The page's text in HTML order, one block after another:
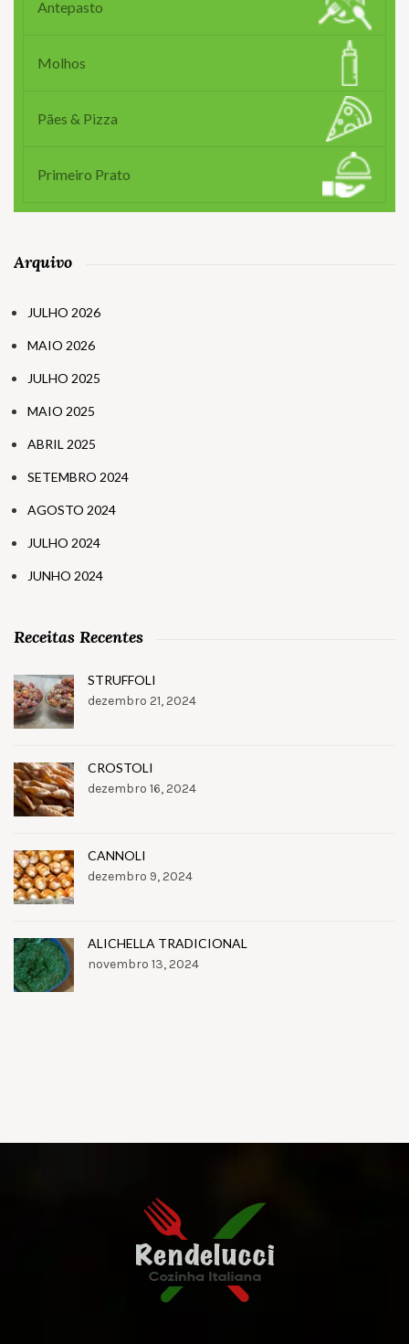
Antepasto
Molhos
Pães & Pizza
Primeiro Prato
Arquivo
JULHO 2026
MAIO 2026
JULHO 2025
MAIO 2025
ABRIL 2025
SETEMBRO 2024
AGOSTO 2024
JULHO 2024
JUNHO 2024
Receitas Recentes
STRUFFOLI
dezembro 21, 2024
CROSTOLI
dezembro 16, 2024
CANNOLI
dezembro 9, 2024
ALICHELLA TRADICIONAL
novembro 13, 2024